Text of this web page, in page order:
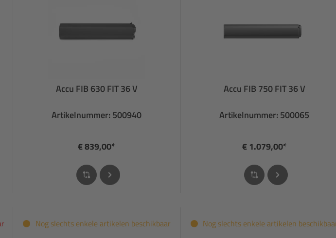
Accu FIB 630 FIT 36 V
Artikelnummer: 500940
€ 839,00*
Accu FIB 750 FIT 36 V
Artikelnummer: 500065
€ 1.079,00*
Nog slechts enkele artikelen beschikbaar Nog slechts enkele artikelen